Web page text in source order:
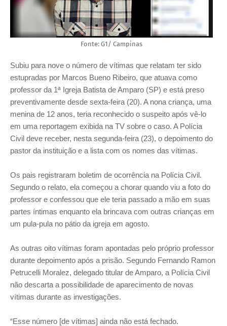
Fonte: G1/ Campinas
Subiu para nove o número de vítimas que relatam ter sido
estupradas por Marcos Bueno Ribeiro, que atuava como
professor da 1ª Igreja Batista de Amparo (SP) e está preso
preventivamente desde sexta-feira (20). A nona criança, uma
menina de 12 anos, teria reconhecido o suspeito após vê-lo
em uma reportagem exibida na TV sobre o caso. A Polícia
Civil deve receber, nesta segunda-feira (23), o depoimento do
pastor da instituição e a lista com os nomes das vítimas.
Os pais registraram boletim de ocorrência na Polícia Civil.
Segundo o relato, ela começou a chorar quando viu a foto do
professor e confessou que ele teria passado a mão em suas
partes íntimas enquanto ela brincava com outras crianças em
um pula-pula no pátio da igreja em agosto.
As outras oito vítimas foram apontadas pelo próprio professor
durante depoimento após a prisão. Segundo Fernando Ramon
Petrucelli Moralez, delegado titular de Amparo, a Polícia Civil
não descarta a possibilidade de aparecimento de novas
vítimas durante as investigações.
“Esse número [de vítimas] ainda não está fechado.